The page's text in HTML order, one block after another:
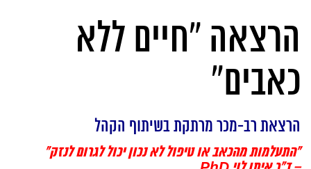
הרצאה “חיים ללא
כאבים”
הרצאת רב-מכר מרתקת בשיתוף הקהל
“התעלמות מהכאב או טיפול לא נכון יכול לגרום לנזק”